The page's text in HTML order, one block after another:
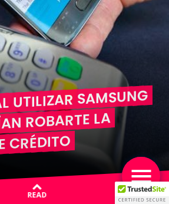
UTILIZAR SAMSUNG
ROBARTE LA
CRÉDITO
READ